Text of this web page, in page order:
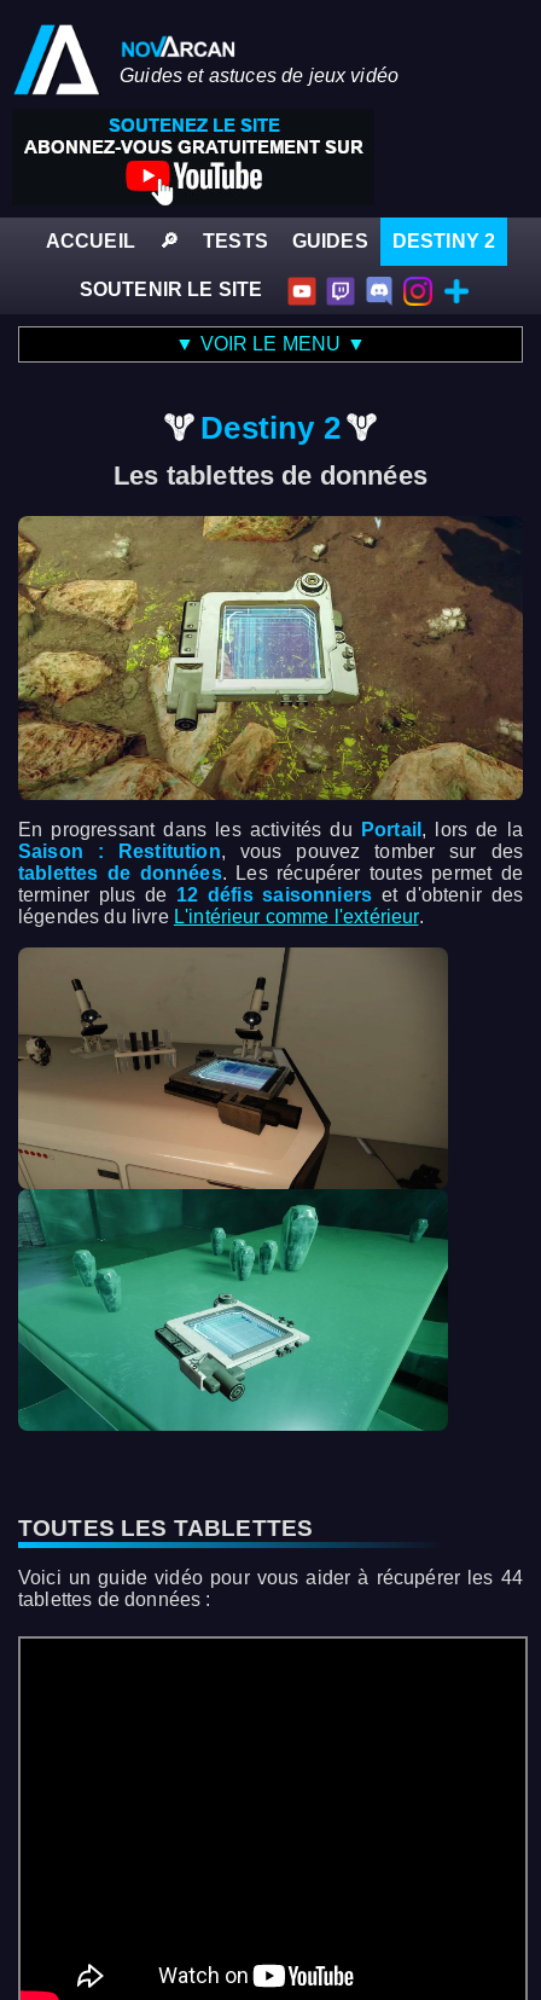
Guides et astuces de jeux vidéo
ACCUEIL 🔎 TESTS GUIDES DESTINY 2
SOUTENIR LE SITE
▼ VOIR LE MENU ▼
Destiny 2
Les tablettes de données
En progressant dans les activités du Portail , lors de la
Saison : Restitution, vous pouvez tomber sur des
tablettes de données. Les récupérer toutes permet de
terminer plus de 12 défis saisonniers et d'obtenir des
légendes du livre L'intérieur comme l'extérieur.
TOUTES LES TABLETTES
Voici un guide vidéo pour vous aider à récupérer les 44
tablettes de données :